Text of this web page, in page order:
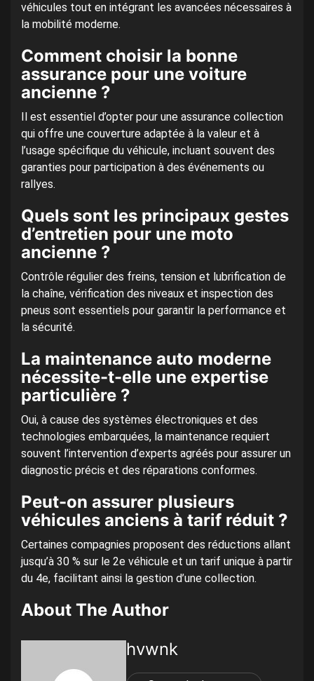
véhicules tout en intégrant les avancées nécessaires à
la mobilité moderne.
Comment choisir la bonne
assurance pour une voiture
ancienne ?
Il est essentiel d’opter pour une assurance collection
qui offre une couverture adaptée à la valeur et à
l’usage spécifique du véhicule, incluant souvent des
garanties pour participation à des événements ou
rallyes.
Quels sont les principaux gestes
d’entretien pour une moto
ancienne ?
Contrôle régulier des freins, tension et lubrification de
la chaîne, vérification des niveaux et inspection des
pneus sont essentiels pour garantir la performance et
la sécurité.
La maintenance auto moderne
nécessite-t-elle une expertise
particulière ?
Oui, à cause des systèmes électroniques et des
technologies embarquées, la maintenance requiert
souvent l’intervention d’experts agréés pour assurer un
diagnostic précis et des réparations conformes.
Peut-on assurer plusieurs
véhicules anciens à tarif réduit ?
Certaines compagnies proposent des réductions allant
jusqu’à 30 % sur le 2e véhicule et un tarif unique à partir
du 4e, facilitant ainsi la gestion d’une collection.
About The Author
hvwnk